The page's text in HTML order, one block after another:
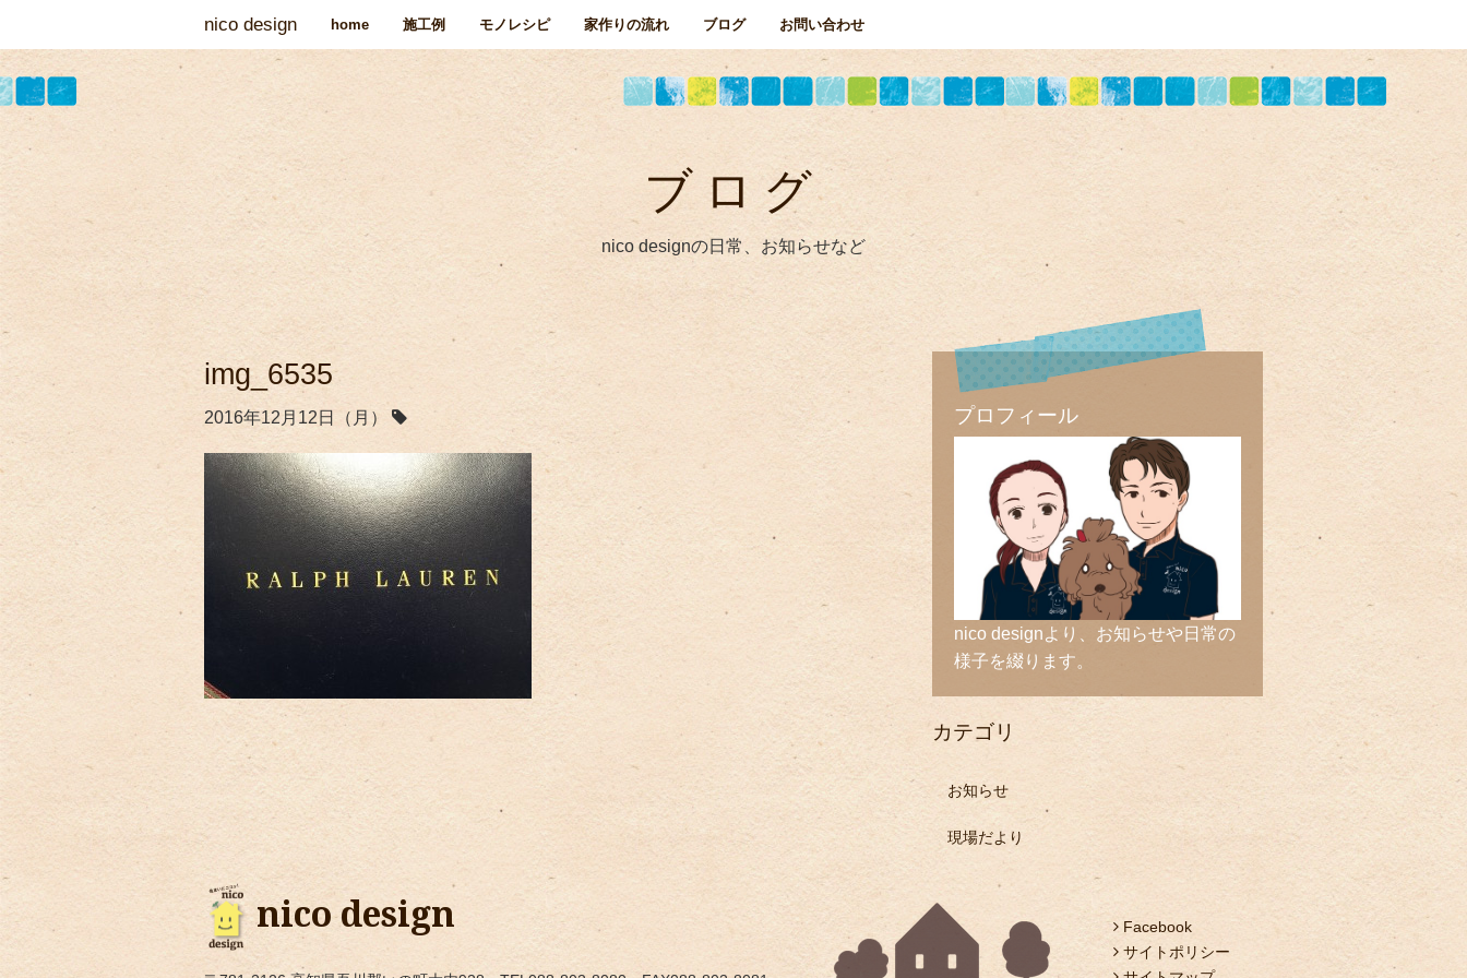
nico design home 施工例 モノレシピ 家作りの流れ ブログ お問い合わせ
ブログ
nico designの日常、お知らせなど
img_6535
2016年12月12日（月） プロフィール
nico designより、お知らせや日常の
様子を綴ります。
カテゴリ
お知らせ
現場だより
nico design
Facebook
サイトポリシー